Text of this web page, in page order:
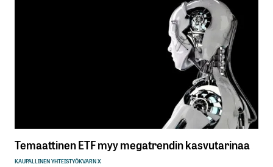
Temaattinen ETF myy megatrendin kasvutarinaa
KAUPALLINEN YHTEISTYÖKVARN X